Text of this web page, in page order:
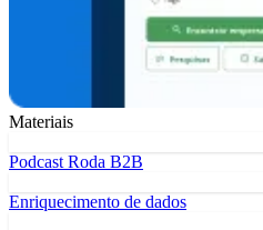
Materiais
Podcast Roda B2B
Enriquecimento de dados